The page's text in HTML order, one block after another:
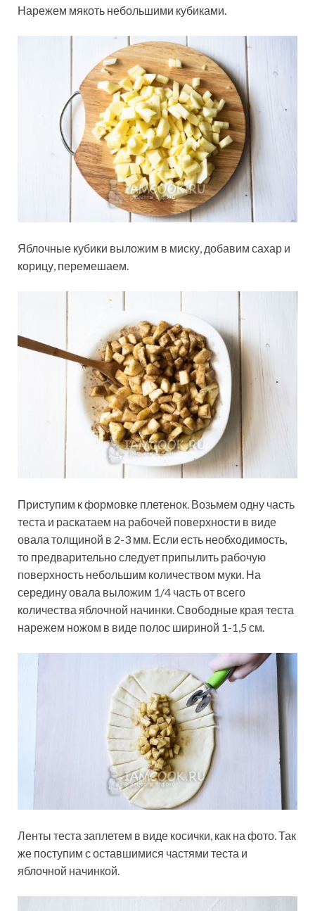
Нарежем мякоть небольшими кубиками.
Яблочные кубики выложим в миску, добавим сахар и
корицу, перемешаем.
Приступим к формовке плетенок. Возьмем одну часть
теста и раскатаем на рабочей поверхности в виде
овала толщиной в 2-3 мм. Если есть необходимость,
то предварительно следует припылить рабочую
поверхность небольшим количеством муки. На
середину овала выложим 1/4 часть от всего
количества яблочной начинки. Свободные края теста
нарежем ножом в виде полос шириной 1-1,5 см.
Ленты теста заплетем в виде косички, как на фото. Так
же поступим с оставшимися частями теста и
яблочной начинкой.